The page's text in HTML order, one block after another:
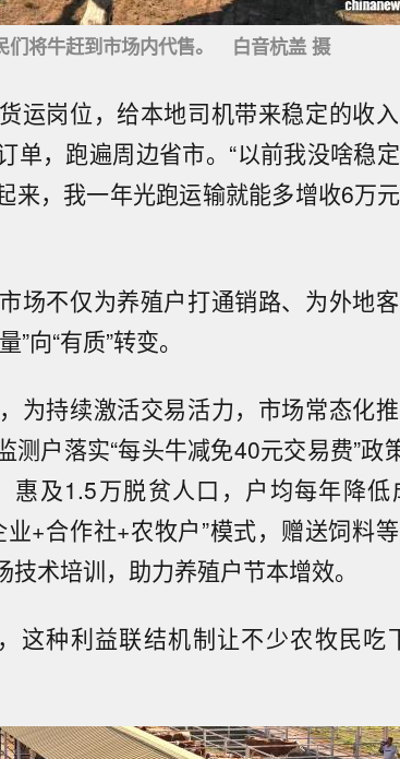
们将牛赶到市场内代售。 白音杭盖 摄
运岗位，给本地司机带来稳定的收
单，跑遍周边省市。“以前我没啥稳
来，我一年光跑运输就能多增收6万
场不仅为养殖户打通销路、为外地
向“有质”转变。
为持续激活交易活力，市场常态化
测户落实“每头牛减免40元交易费”政
惠及1.5万脱贫人口，户均每年降低
+合作社+农牧户”模式，赠送饲料
术培训，助力养殖户节本增效。
这种利益联结机制让不少农牧民吃